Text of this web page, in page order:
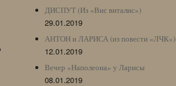
ДИСПУТ (Из «Вис виталис»)
29.01.2019
АНТОН и ЛАРИСА (из повести «ЛЧК»)
12.01.2019
Вечер «Наполеона» у Ларисы
08.01.2019